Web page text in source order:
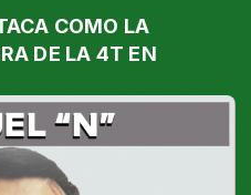
COMO LA
DE LA 4T EN